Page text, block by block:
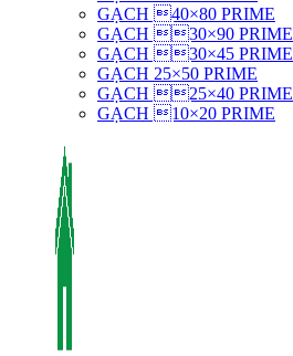
GẠCH 40×80 PRIME
GẠCH 30×90 PRIME
GẠCH 30×45 PRIME
GẠCH 25×50 PRIME
GẠCH 25×40 PRIME
GẠCH 10×20 PRIME